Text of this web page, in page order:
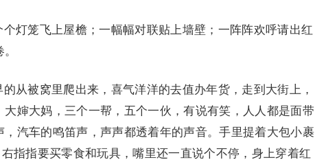
笼飞上屋檐；一幅幅对联贴上墙壁；一阵阵欢呼请出红
被窝里爬出来，喜气洋洋的去值办年货，走到大街上，
婶大妈，三个一帮，五个一伙，有说有笑，人人都是面带
汽车的鸣笛声，声声都透着年的声音。手里提着大包小裹
指指要买零食和玩具，嘴里还一直说个不停，身上穿着红